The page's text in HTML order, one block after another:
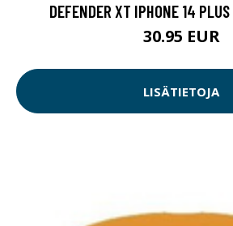
DEFENDER XT IPHONE 14
30.95 EUR
LISÄTIETOJA